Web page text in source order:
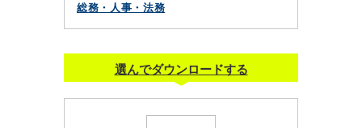
総務・人事・法務
選んでダウンロードする